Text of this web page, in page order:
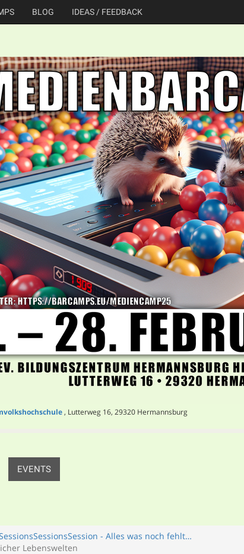
BLOG IDEAS / FEEDBACK
, Lutterweg 16, 29320 Hermannsburg
EVENTS
- Alles was noch fehlt…
Lebenswelten